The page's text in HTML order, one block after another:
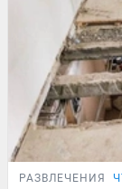
РАЗВЛЕЧЕНИЯ